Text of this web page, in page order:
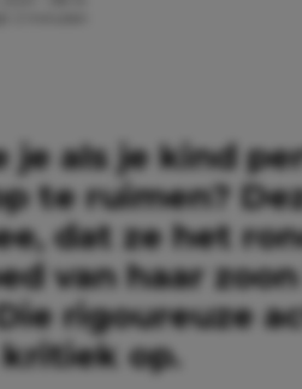
je als je kind
te ruimen?
dat ze het
van haar
rigoureuze
op.